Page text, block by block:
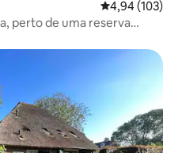
4,94 de uma
4,94 (103)
perto de uma reserva